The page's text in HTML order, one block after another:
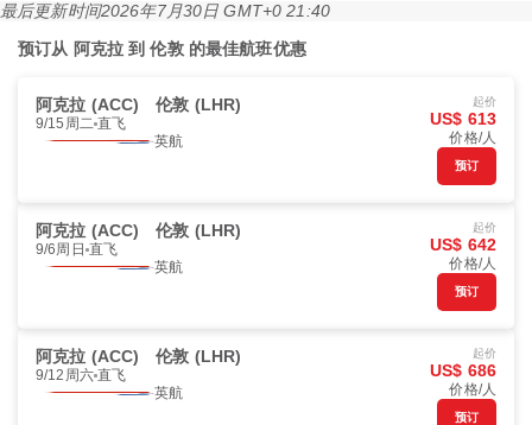
最后更新时间2026年7月30日 GMT+0 21:40
预订从 阿克拉 到 伦敦 的最佳航班优惠
阿克拉 (ACC) 伦敦 (LHR)
9/15周二 直飞
英航
起价
US$ 613
价格/人
预订
阿克拉 (ACC) 伦敦 (LHR)
9/6周日 直飞
英航
起价
US$ 642
价格/人
预订
阿克拉 (ACC) 伦敦 (LHR)
9/12周六 直飞
英航
起价
US$ 686
价格/人
预订